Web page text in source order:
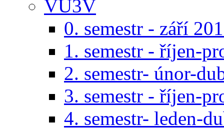
VU3V
0. semestr - září
1. semestr - říjen-
2. semestr- únor-
3. semestr - říjen-
4. semestr- leden-